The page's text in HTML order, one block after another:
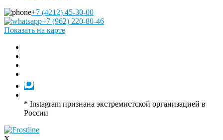
+7 (4212) 45-30-00
+7 (962) 220-80-46
Показать на карте
* Instagram признана экстремистской организацией в
России